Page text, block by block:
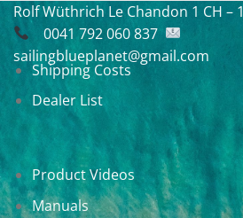
Rolf Wüthrich Le Chandon 1 CH –
0041 792 060 837
sailingblueplanet@gmail.com
Shipping Costs
Dealer List
Product Videos
Manuals